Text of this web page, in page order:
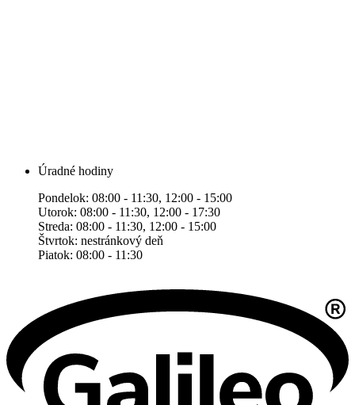
Úradné hodiny
Pondelok: 08:00 - 11:30, 12:00 - 15:00
Utorok: 08:00 - 11:30, 12:00 - 17:30
Streda: 08:00 - 11:30, 12:00 - 15:00
Štvrtok: nestránkový deň
Piatok: 08:00 - 11:30